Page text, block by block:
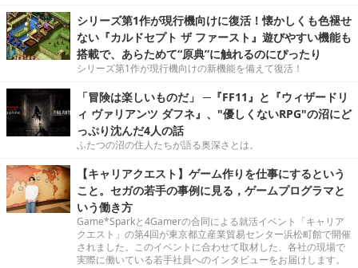
シリーズ第1作が現行機向けに復活！懐かしくも色褪せ
ない『カルドセプト ザ ファースト』遊びやすい機能も
搭載で、あらためて“原典”に触れるのにぴったり
シリーズ第1作が現行機向けの新機能を備えて復活！
「冒険は楽しいものだ」 ─『FF11』と『ウィザードリ
ィ ヴァリアンツ ダフネ』、"優しくないRPG"の沼にど
っぷり沈んだ4人の話
ふたつの沼の住人たちが語る奥深さとは。
【キャリアクエスト】ゲーム作りを仕事にするという
こと。セガの若手の事例に見る，ゲームプログラマと
いう働き方
Game*Sparkと4Gamerの合同による就活イベント「キャリア
クエスト」の第4回が東京都立産業貿易センター浜松町館で開催
されました。このイベントに合わせて取材した、各社の現場で
実際に働いている若手社員へのインタビューをお届けします。